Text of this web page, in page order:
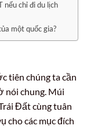
nếu chỉ đi du lịch
một quốc gia?
tiên chúng ta cần
nói chung. Múi
Đất cùng tuân
cho các mục đích